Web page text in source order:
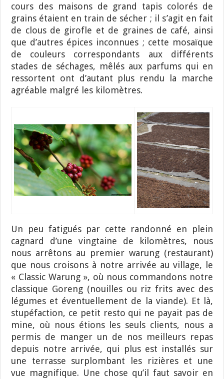
cours des maisons de grand tapis colorés de
grains étaient en train de sécher ; il s’agit en fait
de clous de girofle et de graines de café, ainsi
que d’autres épices inconnues ; cette mosaïque
de couleurs correspondants aux différents
stades de séchages, mêlés aux parfums qui en
ressortent ont d’autant plus rendu la marche
agréable malgré les kilomètres.
Un peu fatigués par cette randonné en plein
cagnard d’une vingtaine de kilomètres, nous
nous arrêtons au premier warung (restaurant)
que nous croisons à notre arrivée au village, le
« Classic Warung », où nous commandons notre
classique Goreng (nouilles ou riz frits avec des
légumes et éventuellement de la viande). Et là,
stupéfaction, ce petit resto qui ne payait pas de
mine, où nous étions les seuls clients, nous a
permis de manger un de nos meilleurs repas
depuis notre arrivée, qui plus est installés sur
une terrasse surplombant les rizières et une
vue magnifique. Une chose qu’il faut savoir en